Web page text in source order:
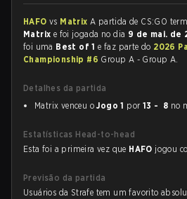
HAFO vs MatrixA partida de CS:GO
Matrix e foi jogada no dia 9 de mai. de
foi uma Best of 1e faz parte do 2026
Championship #6 Group A - Group A.
Detalhes da partida
Matrix venceu oJogo 1 por 13 - 8 no
Estatísticas Head-to-head
Esta foi a primeira vez que HAFO jogou
Previsão da partida
Usuários da Strafe tem um favorito